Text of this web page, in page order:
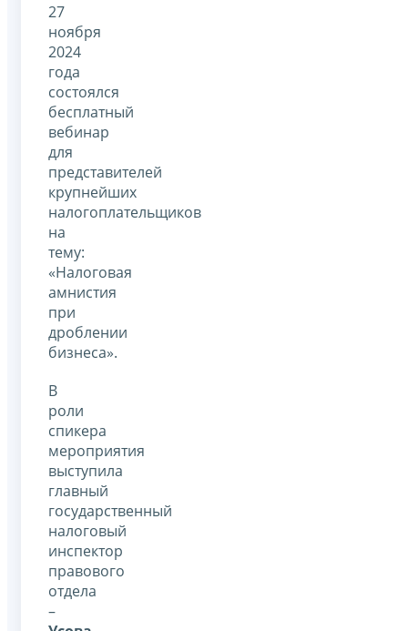
27
ноября
2024
года
состоялся
бесплатный
вебинар
для
представителей
крупнейших
налогоплательщиков
на
тему:
«Налоговая
амнистия
при
дроблении
бизнеса».
В
роли
спикера
мероприятия
выступила
главный
государственный
налоговый
инспектор
правового
отдела
–